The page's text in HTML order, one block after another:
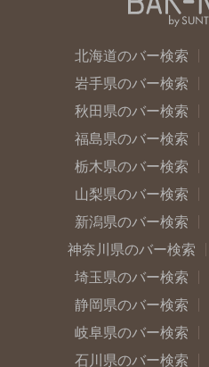
北海道のバー検索
岩手県のバー検索
秋田県のバー検索
福島県のバー検索
栃木県のバー検索
山梨県のバー検索
新潟県のバー検索
神奈川県のバー検索
埼玉県のバー検索
静岡県のバー検索
岐阜県のバー検索
石川県のバー検索